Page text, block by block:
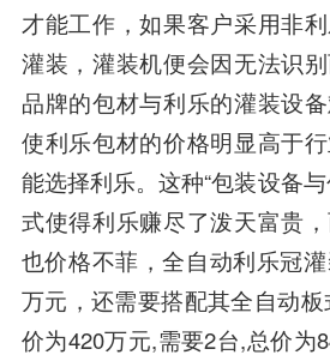
才能工作，如果客户采用非
灌装，灌装机便会因无法识
品牌的包材与利乐的灌装设
使利乐包材的价格明显高于
能选择利乐。这种“包装设备
式使得利乐赚尽了泼天富贵
也价格不菲，全自动利乐冠
万元，还需要搭配其全自动
价为420万元,需要2台,总价为